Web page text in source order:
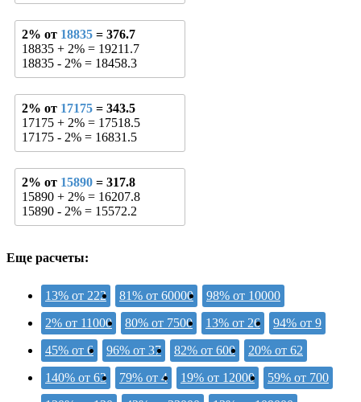
2% от 18835 = 376.7
18835 + 2% = 19211.7
18835 - 2% = 18458.3
2% от 17175 = 343.5
17175 + 2% = 17518.5
17175 - 2% = 16831.5
2% от 15890 = 317.8
15890 + 2% = 16207.8
15890 - 2% = 15572.2
Еще расчеты:
13% от 222 81% от 60000
98% от 10000
2% от 11000
80% от 7500 13% от 26
94% от 9
45% от 6
96% от 37 82% от 600
20% от 62
140% от 63
79% от 4 19% от 12000
59% от 700